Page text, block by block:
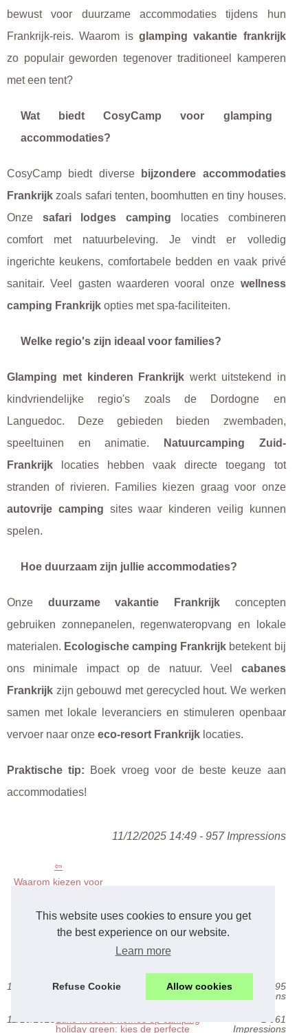
This website uses cookies to ensure you get
the best experience on our website.
Learn more
Refuse Cookie Allow cookies
bewust voor duurzame accommodaties tijdens hun
Frankrijk-reis. Waarom isglamping vakantie frankrijk
zo populair geworden tegenover traditioneel kamperen
met een tent?
Wat biedt CosyCamp voor glamping
accommodaties?
CosyCamp biedt diverse
bijzondere accommodaties
Frankrijk zoals safari tenten, boomhutten en tiny houses.
Onze safari lodges camping locaties combineren
comfort met natuurbeleving. Je vindt er volledig
ingerichte keukens, comfortabele bedden en vaak privé
sanitair. Veel gasten waarderen vooral onze wellness
camping Frankrijk opties met spa-faciliteiten.
Welke regio's zijn ideaal voor families?
Glamping met kinderen Frankrijk werkt uitstekend in
kindvriendelijke regio's zoals de Dordogne en
Languedoc. Deze gebieden bieden zwembaden,
speeltuinen en animatie.
Natuurcamping Zuid-
Frankrijk locaties hebben vaak directe toegang tot
stranden of rivieren. Families kiezen graag voor onze
autovrije camping sites waar kinderen veilig kunnen
spelen.
Hoe duurzaam zijn jullie accommodaties?
Onze duurzame vakantie Frankrijkconcepten
gebruiken zonnepanelen, regenwateropvang en lokale
materialen. Ecologische camping Frankrijk betekent bij
ons minimale impact op de natuur. Veel cabanes
Frankrijk zijn gebouwd met gerecycled hout. We werken
samen met lokale leveranciers en stimuleren openbaar
vervoer naar onze eco-resort Frankrijk locaties.
Praktische tip: Boek vroeg voor de beste keuze aan
accommodaties!
11/12/2025 14:49 - 957 Impressions
Waarom kiezen voor
corsica?
Latest posts
15/11/2025Waarom kiezen voor een
995
Impressions
11/10/2025
holiday green: kies de perfecte
1 061
Impressions